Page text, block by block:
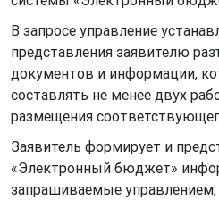
В запросе управление
представления заявителю
документов и информации,
составлять не менее двух
размещения
Заявитель формирует и
«Электронный бюджет»
запрашиваемые управлением,